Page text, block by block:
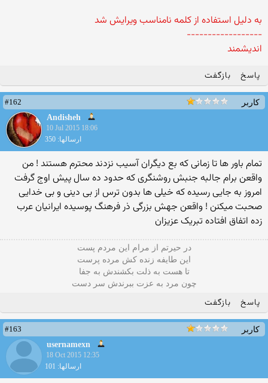
به دلیل استفاده از کلمه نامناسب ویرایش شد
------------------
اندیشمند
پاسخ بازگفت
کاربر
#162
Andisheh
10 Jul 2015 18:06
ارسالها: 350
تمام باور ها تا زمانی که بع دیگران آسیب نزدند محترم هستند ! من
واقعن برام جالبه جنبش روشنگری که حدود ده سال پیش اوج گرفت
امروز به جایی رسیده که خیلی ها بدون ترس از بی دینی و بی خدایی
صحبت میکنن ! واقعن جهش بزرگی ذر فرهنگ پوسیده ایرانیان عرب
زده اتفاق افتاده تبریک عزیزان
در حیرتم از مرام این مردم پست
این طایفه زنده کش مرده پرست
تا هست به ذلت بکشندش به جفا
چون مرد به عزت ببرندش سر دست
پاسخ بازگفت
کاربر
#163
usernamexn
18 Oct 2015 12:35
ارسالها: 101